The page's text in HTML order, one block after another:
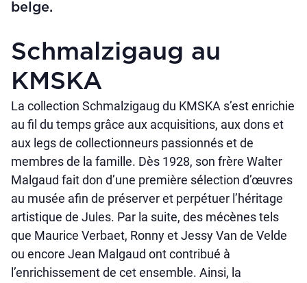
belge.
Schmalzigaug au
KMSKA
La collection Schmalzigaug du KMSKA s’est enrichie
au fil du temps grâce aux acquisitions, aux dons et
aux legs de collectionneurs passionnés et de
membres de la famille. Dès 1928, son frère Walter
Malgaud fait don d’une première sélection d’œuvres
au musée afin de préserver et perpétuer l’héritage
artistique de Jules. Par la suite, des mécènes tels
que Maurice Verbaet, Ronny et Jessy Van de Velde
ou encore Jean Malgaud ont contribué à
l’enrichissement de cet ensemble. Ainsi, la